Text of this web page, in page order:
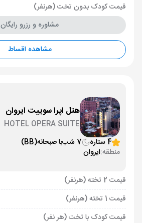
قیمت کودک بدون تخت (هرنفر)
مشاوره و رزرو رایگان
مشاهده اقساط
هتل اپرا سوییت ایروان
HOTEL OPERA SUITE
4 ستاره
7 شب با صبحانه(BB)
منطقه:ایروان
قیمت 2 تخته (هرنفر)
قیمت 1 تخته (هرنفر)
قیمت کودک با تخت (هر نفر)